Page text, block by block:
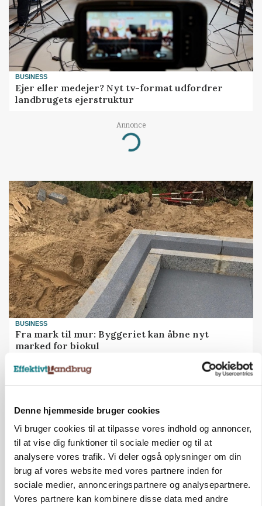
Denne hjemmeside bruger cookies
Vi bruger cookies til at tilpasse vores indhold og annoncer,
til at vise dig funktioner til sociale medier og til at
analysere vores trafik. Vi deler også oplysninger om din
brug af vores website med vores partnere inden for
sociale medier, annonceringspartnere og analysepartnere.
Vores partnere kan kombinere disse data med andre
BUSINESS
Ejer eller medejer? Nyt tv-format udfordrer
landbrugets ejerstruktur
Annonce
Loading...
BUSINESS
Fra mark til mur: Byggeriet kan åbne nyt
marked for biokul